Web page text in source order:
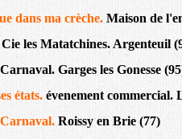
dans ma crèche. Maison de
Cie les Matatchines. Argenteuil
Carnaval. Garges les Gonesse
états. évenement commercial.
Carnaval. Roissy en Brie (77)